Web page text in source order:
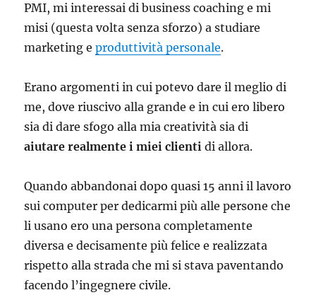
PMI, mi interessai di business coaching e mi
misi (questa volta senza sforzo) a studiare
marketing eproduttività personale.
Erano argomenti in cui potevo dare il meglio di
me, dove riuscivo alla grande e in cui ero libero
sia di dare sfogo alla mia creatività sia di
aiutare realmente i miei clienti di allora.
Quando abbandonai dopo quasi 15 anni il lavoro
sui computer per dedicarmi più alle persone che
li usano ero una persona completamente
diversa e decisamente più felice e realizzata
rispetto alla strada che mi si stava paventando
facendo l’ingegnere civile.